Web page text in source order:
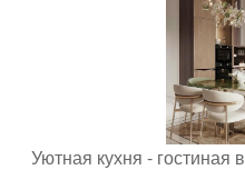
Уютная кухня - гостиная